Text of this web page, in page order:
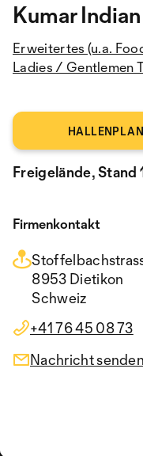
Kumar
Erweitertes (u.a.
Ladies / Gentlemen
Freigelände, Stand
Firmenkontakt
8953 Dietikon
Schweiz
+41 76 45 08 73
Nachricht senden